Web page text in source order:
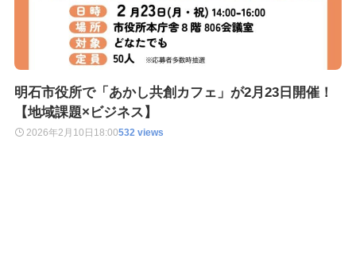
明石市役所で「あかし共創カフェ」が2月23日開催！
【地域課題×ビジネス】
2026年2月10日 18:00532 views